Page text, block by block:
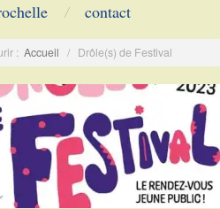
contact
: Accueil / Drôle(s) de Festival